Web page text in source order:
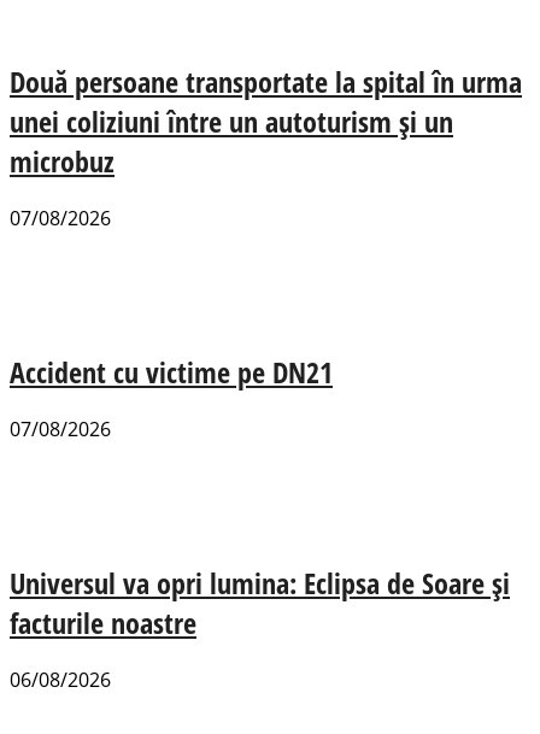
Două persoane transportate la spital în urma
unei coliziuni între un autoturism și un
microbuz
07/08/2026
Accident cu victime pe DN21
07/08/2026
Universul va opri lumina: Eclipsa de Soare și
facturile noastre
06/08/2026